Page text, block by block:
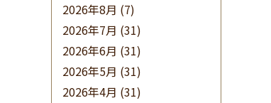
2026年8月 (7)
2026年7月 (31)
2026年6月 (31)
2026年5月 (31)
2026年4月 (31)